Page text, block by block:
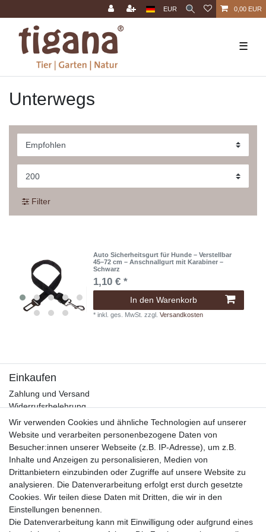
EUR 0,00 EUR
☰
Unterwegs
Filter
Auto Sicherheitsgurt für Hunde – Verstellbar
45–72 cm – Anschnallgurt mit Karabiner –
Schwarz
1,10 € *
In den Warenkorb
*inkl. ges. MwSt. zzgl.Versandkosten
Einkaufen
Zahlung und Versand
Widerrufsrbelehrung
Warenkorb
Zur Kasse
Mein Konto
Registrieren
Login
Unternehmen
Datenschutzerklärung
Wir verwenden Cookies und ähnliche Technologien auf unserer
Website und verarbeiten personenbezogene Daten von
Besucher:innen unserer Webseite (z.B. IP-Adresse), um z.B.
Inhalte und Anzeigen zu personalisieren, Medien von
Drittanbietern einzubinden oder Zugriffe auf unsere Website zu
analysieren. Die Datenverarbeitung erfolgt erst durch gesetzte
Cookies. Wir teilen diese Daten mit Dritten, die wir in den
Einstellungen benennen.
Die Datenverarbeitung kann mit Einwilligung oder aufgrund eines